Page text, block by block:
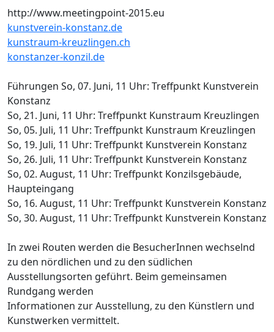
http://www.meetingpoint-2015.eu
kunstverein-konstanz.de
kunstraum-kreuzlingen.ch
konstanzer-konzil.de
Führungen So, 07. Juni, 11 Uhr: Treffpunkt Kunstverein
Konstanz
So, 21. Juni, 11 Uhr: Treffpunkt Kunstraum Kreuzlingen
So, 05. Juli, 11 Uhr: Treffpunkt Kunstraum Kreuzlingen
So, 19. Juli, 11 Uhr: Treffpunkt Kunstverein Konstanz
So, 26. Juli, 11 Uhr: Treffpunkt Kunstverein Konstanz
So, 02. August, 11 Uhr: Treffpunkt Konzilsgebäude,
Haupteingang
So, 16. August, 11 Uhr: Treffpunkt Kunstverein Konstanz
So, 30. August, 11 Uhr: Treffpunkt Kunstverein Konstanz
In zwei Routen werden die BesucherInnen wechselnd
zu den nördlichen und zu den südlichen
Ausstellungsorten geführt. Beim gemeinsamen
Rundgang werden
Informationen zur Ausstellung, zu den Künstlern und
Kunstwerken vermittelt.